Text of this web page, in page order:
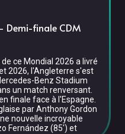
Demi-finale CDM
ce Mondial 2026 a livré
2026, l'Angleterre s'est
Benz Stadium
un match renversant.
finale face à l'Espagne.
par Anthony Gordon
nouvelle incroyable
Fernández (85') et